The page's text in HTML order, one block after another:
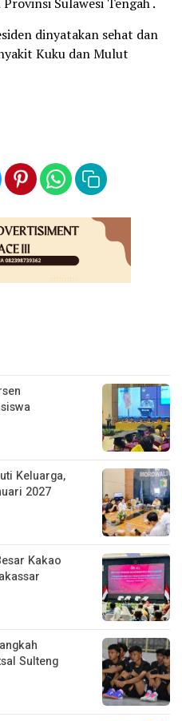
dinyatakan sehat dan
Kuku dan Mulut
Keluarga,
2027
Kakao
Sulteng